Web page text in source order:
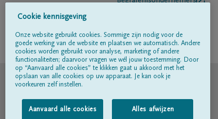
Volg ons op
© DELA
Gebruiksvoorwaarden
Cookie kennisgeving
Onze website gebruikt cookies. Sommige zijn nodig voor de
goede werking van de website en plaatsen we automatisch. Andere
cookies worden gebruikt voor analyse, marketing of andere
functionaliteiten; daarvoor vragen we wél jouw toestemming. Door
op “Aanvaard alle cookies” te klikken gaat u akkoord met het
opslaan van alle cookies op uw apparaat. Je kan ook je
voorkeuren zelf instellen.
Aanvaard alle cookies Alles afwijzen